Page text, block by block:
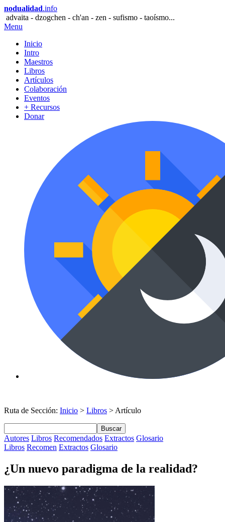
nodualidad.info
advaita - dzogchen - ch'an - zen - sufismo - taoísmo...
Menu
Inicio
Intro
Maestros
Libros
Artículos
Colaboración
Eventos
+ Recursos
Donar
Ruta de Sección: Inicio > Libros > Artículo
Buscar
Autores Libros Recomendados Extractos Glosario
Libros Recomen Extractos Glosario
¿Un nuevo paradigma de la realidad?